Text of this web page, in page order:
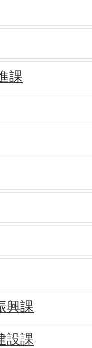
課
興課
設課